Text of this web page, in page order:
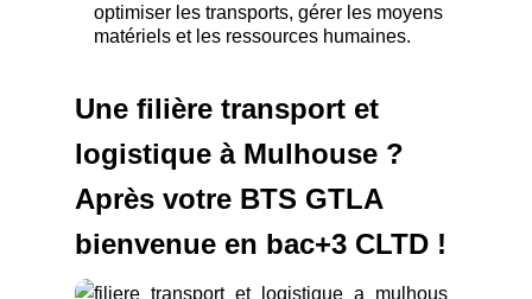
optimiser les transports, gérer les moyens
matériels et les ressources humaines.
Une filière transport et
logistique à Mulhouse ?
Après votre BTS GTLA
bienvenue en bac+3 CLTD !